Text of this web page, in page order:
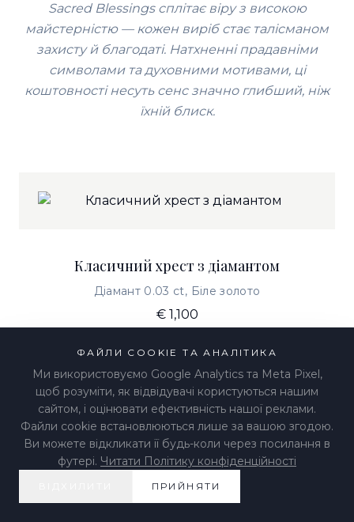
ФАЙЛИ COOKIE ТА АНАЛІТИКА
Ми використовуємо Google Analytics та Meta Pixel,
щоб розуміти, як відвідувачі користуються нашим
сайтом, і оцінювати ефективність нашої реклами.
Файли cookie встановлюються лише за вашою згодою.
Ви можете відкликати її будь-коли через посилання в
футері. Читати Політику конфіденційності
ПРИЙНЯТИ
Sacred Blessings сплітає віру з високою
майстерністю — кожен виріб стає талісманом
захисту й благодаті. Натхненні прадавніми
символами та духовними мотивами, ці
коштовності несуть сенс значно глибший, ніж
їхній блиск.
Класичний хрест з діамантом
Діамант 0.03 ct, Біле золото
€ 1,100
Підвіска «Ангел»
Перламутр, Перлина, Біле Золото